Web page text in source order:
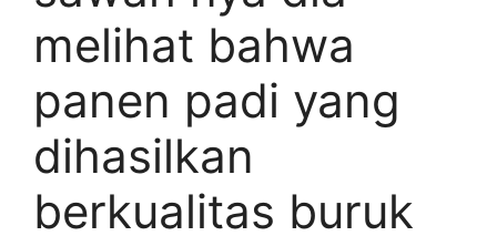
melihat bahwa
panen padi yang
dihasilkan
berkualitas buruk